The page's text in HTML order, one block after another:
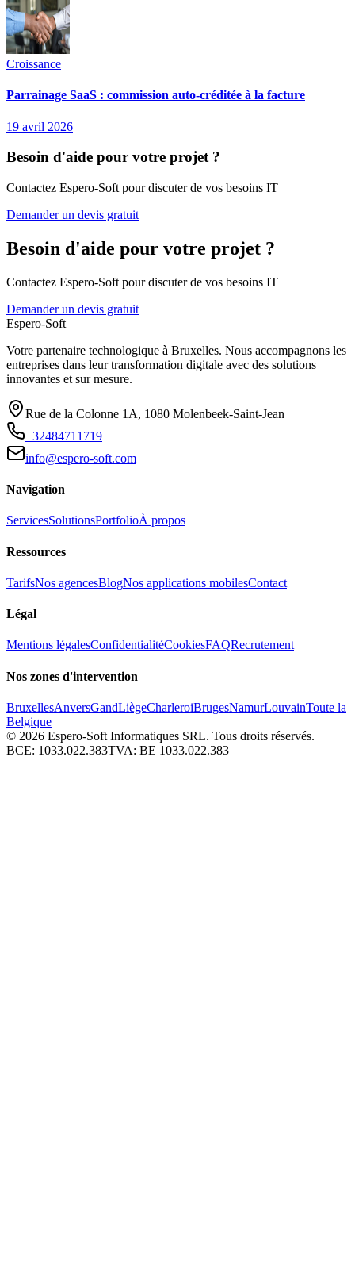
Croissance
Parrainage SaaS : commission auto-créditée à la facture
19 avril 2026
Besoin d'aide pour votre projet ?
Contactez Espero-Soft pour discuter de vos besoins IT
Demander un devis gratuit
Besoin d'aide pour votre projet ?
Contactez Espero-Soft pour discuter de vos besoins IT
Demander un devis gratuit
Espero-Soft
Votre partenaire technologique à Bruxelles. Nous accompagnons les
entreprises dans leur transformation digitale avec des solutions
innovantes et sur mesure.
Rue de la Colonne 1A, 1080 Molenbeek-Saint-Jean
+32484711719
info@espero-soft.com
Navigation
ServicesSolutionsPortfolioÀ propos
Ressources
TarifsNos agencesBlogNos applications mobilesContact
Légal
Mentions légalesConfidentialitéCookiesFAQRecrutement
Nos zones d'intervention
BruxellesAnversGandLiègeCharleroiBrugesNamurLouvainToute la
Belgique
© 2026 Espero-Soft Informatiques SRL. Tous droits réservés.
BCE: 1033.022.383TVA: BE 1033.022.383